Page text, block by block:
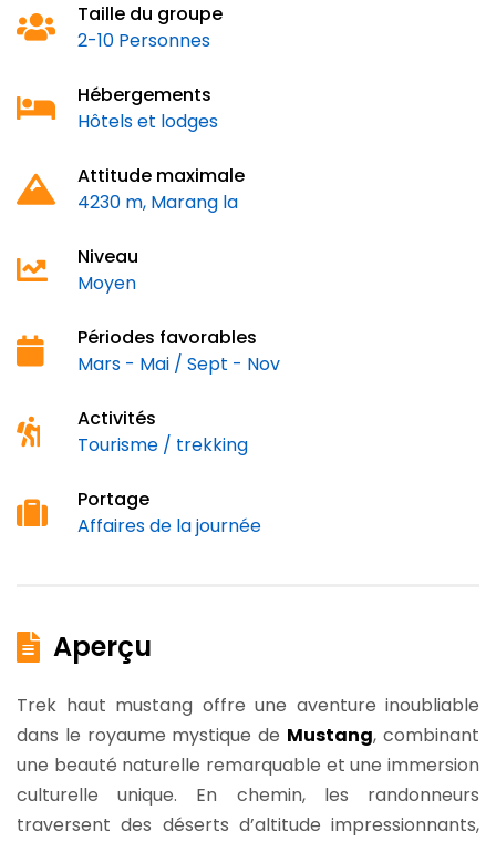
Taille du groupe
2-10 Personnes
Hébergements
Hôtels et lodges
Attitude maximale
4230 m, Marang la
Niveau
Moyen
Périodes favorables
Mars - Mai / Sept - Nov
Activités
Tourisme / trekking
Portage
Affaires de la journée
Aperçu
Trek haut mustang offre une aventure inoubliable
dans le royaume mystique de Mustang, combinant
une beauté naturelle remarquable et une immersion
culturelle unique. En chemin, les randonneurs
traversent des déserts d’altitude impressionnants,